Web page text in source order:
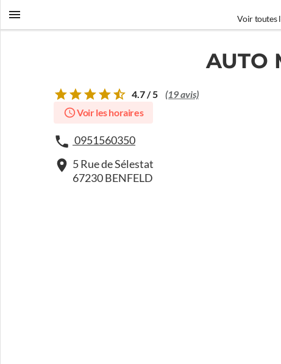
Voir toutes
AUTO
4.7 / 5 (19 avis)
Voir les horaires
0951560350
5 Rue de Sélestat
67230 BENFELD